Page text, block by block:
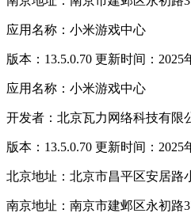
应用名称：小米游戏中心
版本：13.5.0.70 更新时间：2025
应用名称：小米游戏中心
开发者：北京瓦力网络科技有限
版本：13.5.0.70 更新时间：2025
北京地址：北京市昌平区安居路
南京地址：南京市建邺区永初路